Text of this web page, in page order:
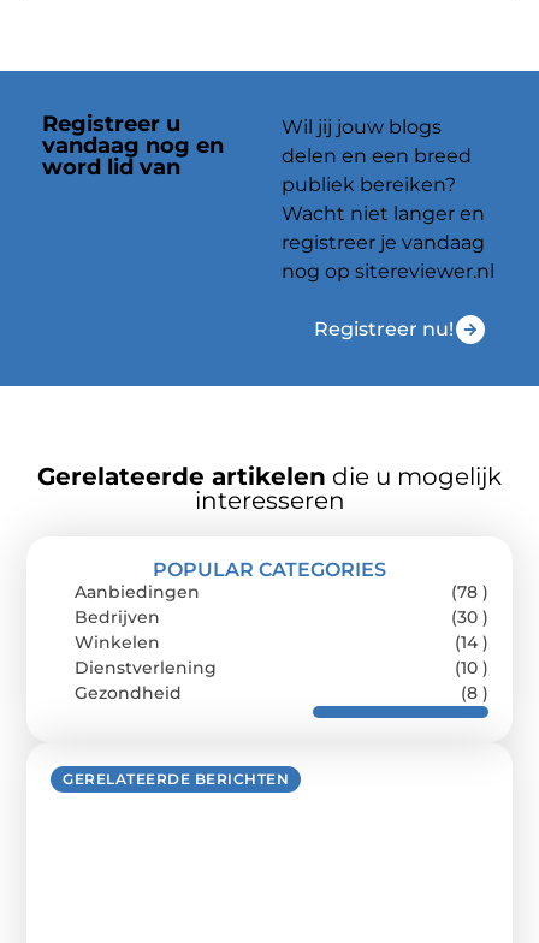
Registreer u
vandaag nog en
word lid van
Wil jij jouw blogs
delen en een breed
publiek bereiken?
Wacht niet langer en
registreer je vandaag
nog op sitereviewer.nl
Registreer nu!
Gerelateerde artikelen die u mogelijk
interesseren
GERELATEERDE BERICHTEN
POPULAR CATEGORIES
Aanbiedingen
(78 )
Bedrijven
(30 )
Winkelen
(14 )
Dienstverlening
(10 )
Gezondheid
(8 )